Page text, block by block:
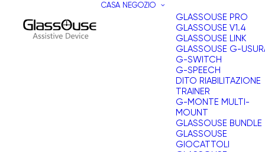
CASA NEGOZIO
GLASSOUSE PRO
GLASSOUSE V1.4
GLASSOUSE LINK
GLASSOUSE G-
G-SWITCH
G-SPEECH
DITO RIABILITAZIONE
TRAINER
G-MONTE MULTI-
MOUNT
GLASSOUSE BUNDLE
GLASSOUSE
GIOCATTOLI